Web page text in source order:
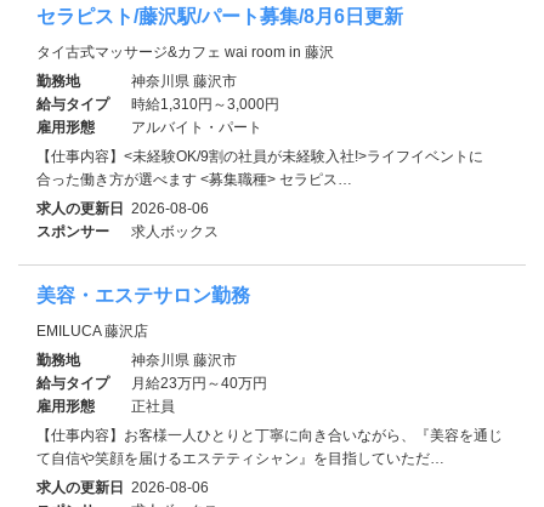
セラピスト/藤沢駅/パート募集/8月6日更新
タイ古式マッサージ&カフェ wai room in 藤沢
勤務地
神奈川県 藤沢市
給与タイプ
時給1,310円～3,000円
雇用形態
アルバイト・パート
【仕事内容】<未経験OK/9割の社員が未経験入社!>ライフイベントに
合った働き方が選べます <募集職種> セラピス…
求人の更新日 2026-08-06
スポンサー
求人ボックス
美容・エステサロン勤務
EMILUCA 藤沢店
勤務地
神奈川県 藤沢市
給与タイプ
月給23万円～40万円
雇用形態
正社員
【仕事内容】お客様一人ひとりと丁寧に向き合いながら、『美容を通じ
て自信や笑顔を届けるエステティシャン』を目指していただ…
求人の更新日 2026-08-06